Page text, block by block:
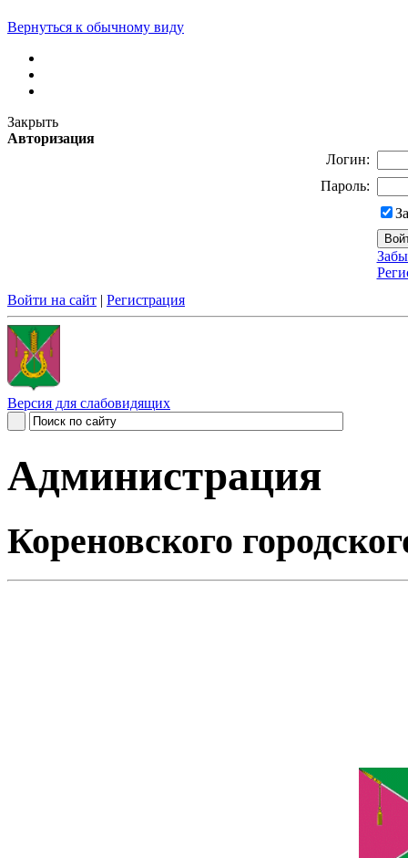
Вернуться к обычному виду
Закрыть
Авторизация
Логин:
Пароль:
Войти на сайт | Регистрация
Версия для слабовидящих
Администрация
Кореновского